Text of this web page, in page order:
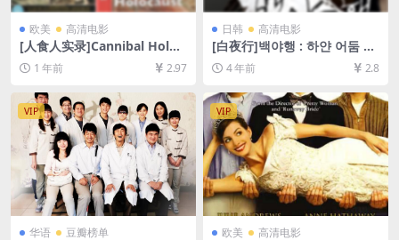
欧美 高清电影
[人食人实录]Cannibal Holoc
aust (1980)[百度网盘+夸克网
盘1080P超清未删减资源][网
盘在线播放/下载][MP4/6.8G
B][中文字幕]
1 年前 2.97
日韩 高清电影
[白夜行]백야행 : 하얀 어둠 속
을 걷다 (2009)[百度网盘+迅
雷云盘资源1080P超清未删减]
[MP4/8.5GB][韩语中字]
4 年前 2.8
VIP
华语 豆瓣榜单
VIP
欧美 高清电影